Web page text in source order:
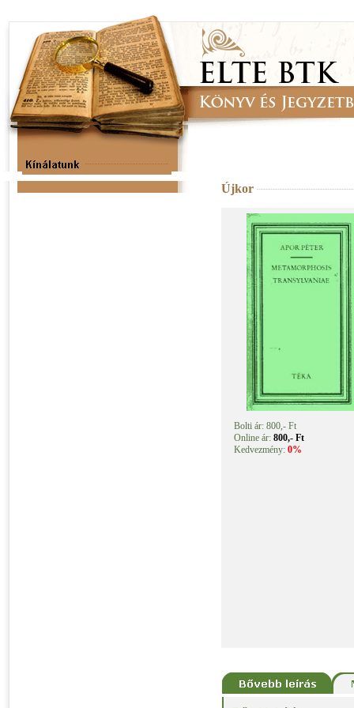
Újkor
Bolti ár: 800,- Ft
Online ár: 800,- Ft
Kedvezmény: 0%